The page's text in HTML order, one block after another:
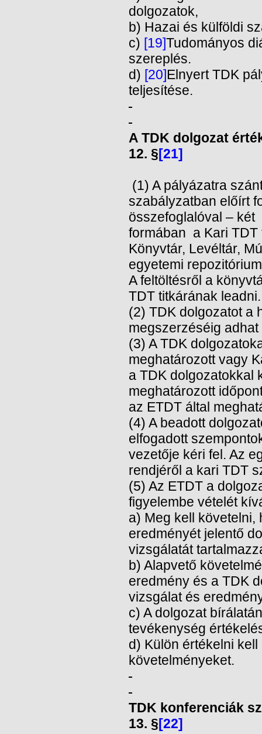
dolgozatok,
b) Hazai és külföldi
c) [19]Tudományos
szereplés.
d) [20]Elnyert TDK
teljesítése.
A TDK dolgozat
12. §[21]
(1) A pályázatra
szabályzatban előírt
összefoglalóval – két
formában a Kari
Könyvtár, Levéltár,
egyetemi
A feltöltésről a
TDT titkárának leadni.
(2) TDK dolgozatot a
megszerzéséig adhat
(3) A TDK
meghatározott vagy
a TDK dolgozatokkal
meghatározott
az ETDT által
(4) A beadott
elfogadott
vezetője kéri fel. Az
rendjéről a kari TDT
(5) Az ETDT a
figyelembe vételét
a) Meg kell
eredményét jelentő
vizsgálatát
b) Alapvető
eredmény és a TDK
vizsgálat és
c) A dolgozat
tevékenység
d) Külön értékelni
követelményeket.
TDK konferenciák
13. §[22]